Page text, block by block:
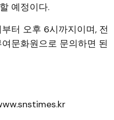
예정이다.
터 오후 6시까지이며, 전
문화원으로 문의하면 된